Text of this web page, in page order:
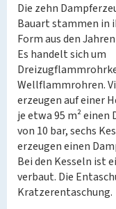
Die zehn
Bauart stammen in
Form aus den
Es handelt sich um
Wellflammrohren.
erzeugen auf einer
je etwa 95 m² einen
von 10 bar, sechs
erzeugen einen
Bei den Kesseln ist
verbaut. Die
Kratzerentaschung.